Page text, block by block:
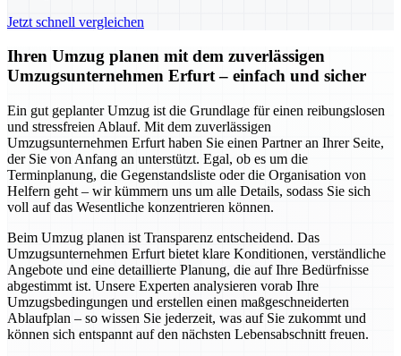
Jetzt schnell vergleichen
Ihren Umzug planen mit dem zuverlässigen
Umzugsunternehmen Erfurt – einfach und sicher
Ein gut geplanter Umzug ist die Grundlage für einen reibungslosen
und stressfreien Ablauf. Mit dem zuverlässigen
Umzugsunternehmen Erfurt haben Sie einen Partner an Ihrer Seite,
der Sie von Anfang an unterstützt. Egal, ob es um die
Terminplanung, die Gegenstandsliste oder die Organisation von
Helfern geht – wir kümmern uns um alle Details, sodass Sie sich
voll auf das Wesentliche konzentrieren können.
Beim Umzug planen ist Transparenz entscheidend. Das
Umzugsunternehmen Erfurt bietet klare Konditionen, verständliche
Angebote und eine detaillierte Planung, die auf Ihre Bedürfnisse
abgestimmt ist. Unsere Experten analysieren vorab Ihre
Umzugsbedingungen und erstellen einen maßgeschneiderten
Ablaufplan – so wissen Sie jederzeit, was auf Sie zukommt und
können sich entspannt auf den nächsten Lebensabschnitt freuen.